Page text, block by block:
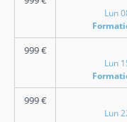
Lun
999€
Lun
999€
Lun